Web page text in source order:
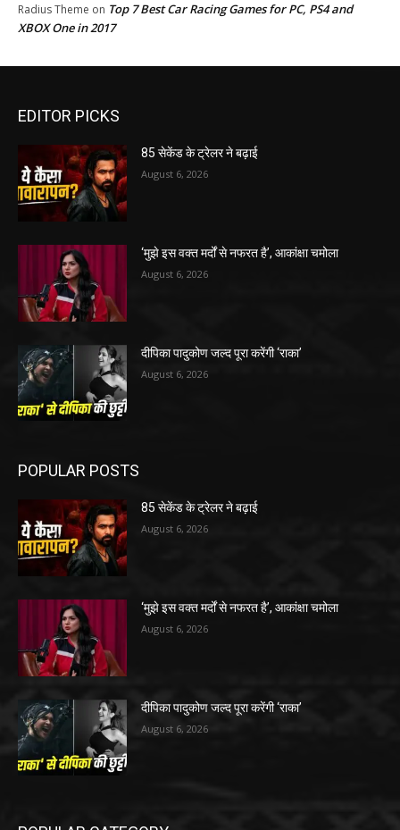
Radius Theme on Top 7 Best Car Racing Games for PC, PS4 and
XBOX One in 2017
EDITOR PICKS
85 सेकेंड के ट्रेलर ने बढ़ाई
August 6, 2026
‘मुझे इस वक्त मर्दों से नफरत है’, आकांक्षा चमोला
August 6, 2026
दीपिका पादुकोण जल्द पूरा करेंगी ‘राका’
August 6, 2026
POPULAR POSTS
85 सेकेंड के ट्रेलर ने बढ़ाई
August 6, 2026
‘मुझे इस वक्त मर्दों से नफरत है’, आकांक्षा चमोला
August 6, 2026
दीपिका पादुकोण जल्द पूरा करेंगी ‘राका’
August 6, 2026